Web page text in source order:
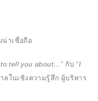
าเชื่อถือ
to tell you about…” กับ “I
ลในเชิงความรู้สึก ผู้บริหาร